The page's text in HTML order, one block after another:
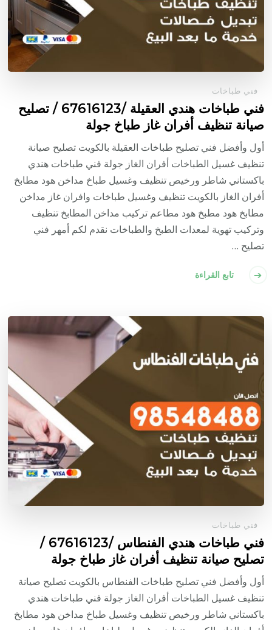
فني طباخات
فني طباخات هندي العقيلة /67616123 / تصليح
صيانة تنظيف أفران غاز طباخ جولة
أول وأفضل فني تصليح طباخات العقيلة بالكويت تصليح صيانة
تنظيف غسيل الطباخات أفران الغاز جولة فني طباخات هندي
باكستاني شاطر ورخيص تنظيف وغسيل طباخ مداخن هود مطابخ
أفران الغاز بالكويت تنظيف وغسيل طباخات وافران غاز مداخن
مطابخ هود مطبخ هود مطاعم تركيب مداخن المطابخ تنظيف
وتركيب تهوية لمعدات الطبخ والطباخات نقدم لكم أمهر فني
تصليح …
تابع القراءة
فني طباخات
فني طباخات هندي الفنطاس /67616123 /
تصليح صيانة تنظيف أفران غاز طباخ جولة
أول وأفضل فني تصليح طباخات الفنطاس بالكويت تصليح صيانة
تنظيف غسيل الطباخات أفران الغاز جولة فني طباخات هندي
باكستاني شاطر ورخيص تنظيف وغسيل طباخ مداخن هود مطابخ